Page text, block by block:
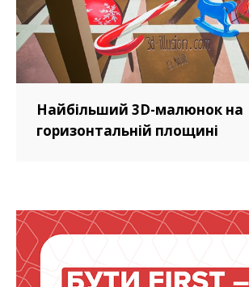
Найбільший 3D-малюнок на
горизонтальній площині